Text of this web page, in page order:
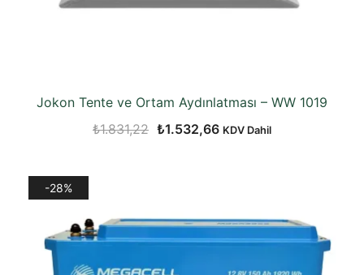
Jokon Tente ve Ortam Aydınlatması – WW 1019
₺1.831,22 Orijinal
₺1.532,66Şu
KDV Dahil
-28%